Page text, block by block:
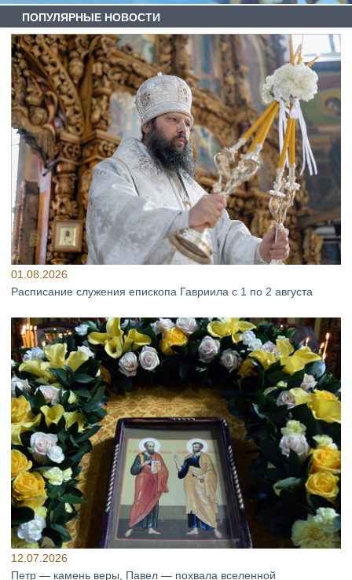
ПОПУЛЯРНЫЕ НОВОСТИ
01.08.2026
Расписание служения епископа Гавриила с 1 по 2 августа
12.07.2026
Петр — камень веры, Павел — похвала вселенной